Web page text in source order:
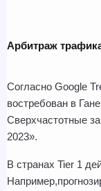
Арбитраж
Согласно Google
востребован в
Сверхчастотные
2023».
В странах Tier 1